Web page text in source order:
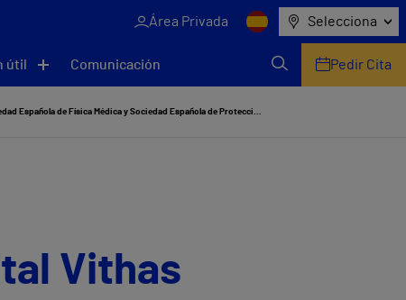
Área Privada Selecciona
útil Comunicación Pedir Cita
El servicio de Radiofísica del Hospital Vithas Valencia Consuelo participa en el VI Congreso Conjunto de la Sociedad Española de Física Médica y Sociedad Española de Protección Radiológica
Vithas